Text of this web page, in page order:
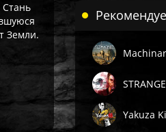
Стань
Земли.
Yakuza